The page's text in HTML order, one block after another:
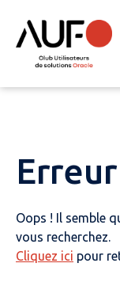
Oops ! Il semble
vous recherchez.
Cliquez ici pour